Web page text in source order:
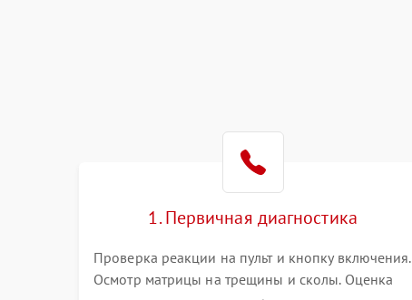
Программное обеспечение
Корпус и механика
1. Первичная диагностика
Проверка реакции на пульт и кнопку включения.
Осмотр матрицы на трещины и сколы. Оценка